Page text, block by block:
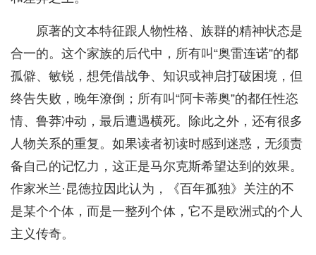
原著的文本特征跟人物性格、族群的精神状态是
合一的。这个家族的后代中，所有叫“奥雷连诺”的都
孤僻、敏锐，想凭借战争、知识或神启打破困境，但
终告失败，晚年潦倒；所有叫“阿卡蒂奥”的都任性恣
情、鲁莽冲动，最后遭遇横死。除此之外，还有很多
人物关系的重复。如果读者初读时感到迷惑，无须责
备自己的记忆力，这正是马尔克斯希望达到的效果。
作家米兰·昆德拉因此认为，《百年孤独》关注的不
是某个个体，而是一整列个体，它不是欧洲式的个人
主义传奇。